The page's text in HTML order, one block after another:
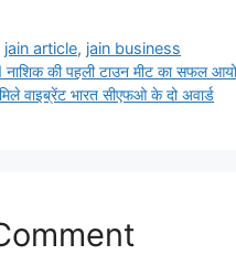
jain article, jain business
की पहली टाउन मीट का सफल
वाइब्रेंट भारत सीएफओ के दो अवार्ड